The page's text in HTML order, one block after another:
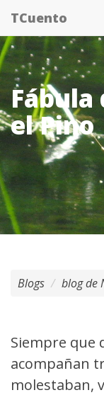
Pasar
contenido
principal
TCuento
Fábula
el Pino
Blogs blog de
Siempre que
acompañan
molestaban,